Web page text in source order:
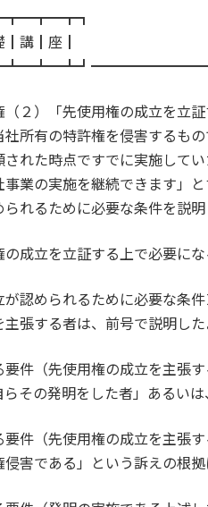
┃講┃座┃
（２）「先使用権の成立を立証
社所有の特許権を侵害するも
された時点ですでに実施して
事業の実施を継続できます」
れるために必要な条件を説明
成立を立証する上で必要にな
が認められるために必要な条件
張する者は、前号で説明し
要件（先使用権の成立を主張
その発明をした者」あるい
要件（先使用権の成立を主張
害である」という訴えの根